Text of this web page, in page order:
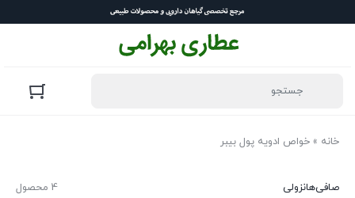
خانه » خواص ادویه پول بیبر
4 محصول صافی‌هانزولی